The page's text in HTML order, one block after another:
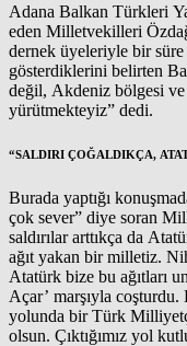
Adana Balkan Türkleri
eden Milletvekilleri
dernek üyeleriyle bir süre
gösterdiklerini belirten
değil, Akdeniz bölgesi
yürütmekteyiz” dedi.
“SALDIRI ÇOĞALDIKÇA,
Burada yaptığı
çok sever” diye soran
saldırılar arttıkça da
ağıt yakan bir milletiz.
Atatürk bize bu ağıtları
Açar’ marşıyla
yolunda bir Türk
olsun. Çıktığımız yol